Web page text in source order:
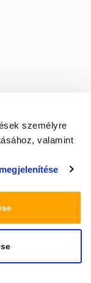
személyre
valamint
megosztjuk az
Ön által